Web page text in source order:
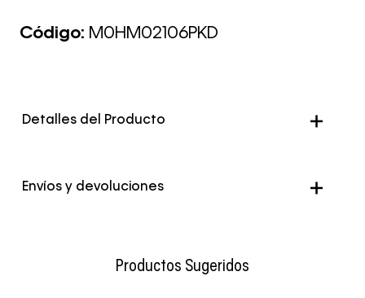
Código: M0HM02106PKD
Detalles del Producto
Envíos y devoluciones
Productos Sugeridos